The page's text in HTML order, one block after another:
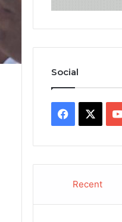
Social
Facebook
Recent